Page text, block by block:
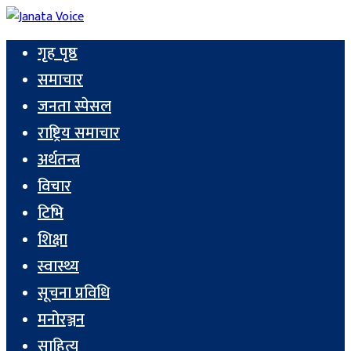
गृह पृष्ठ
समाचार
जनता स्पेसल
राष्ट्रिय समाचार
अर्थतन्त्र
विचार
टिभि
शिक्षा
स्वास्थ्य
सूचना प्रविधि
मनोरञ्जन